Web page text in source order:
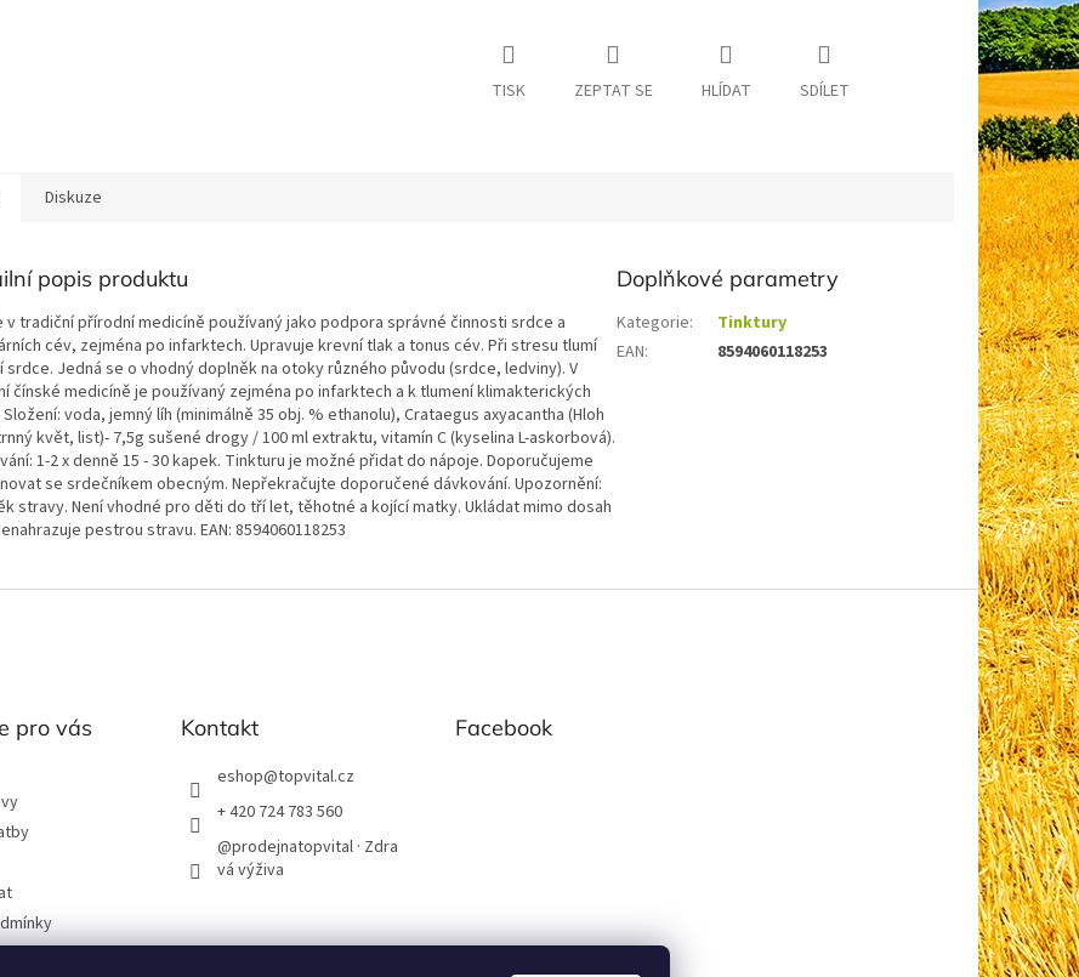
TISK ZEPTAT SE HLÍDAT SDÍLET
Diskuze
popis produktu
v tradiční přírodní medicíně používaný jako podpora správné činnosti srdce a
cév, zejména po infarktech. Upravuje krevní tlak a tonus cév. Při stresu tlumí
srdce. Jedná se o vhodný doplněk na otoky různého původu (srdce, ledviny). V
čínské medicíně je používaný zejména po infarktech a k tlumení klimakterických
voda, jemný líh (minimálně 35 obj. % ethanolu), Crataegus axyacantha (Hloh
květ, list)- 7,5g sušené drogy / 100 ml extraktu, vitamín C (kyselina L-askorbová).
1-2 x denně 15 - 30 kapek. Tinkturu je možné přidat do nápoje. Doporučujeme
se srdečníkem obecným. Nepřekračujte doporučené dávkování. Upozornění:
stravy. Není vhodné pro děti do tří let, těhotné a kojící matky. Ukládat mimo dosah
pestrou stravu. EAN: 8594060118253
Doplňkové parametry
Kategorie:
Tinktury
EAN: 8594060118253
pro vás Kontakt
eshop@topvital.cz
+ 420 724 783 560
@prodejnatopvital · Zdra
vá výživa
Facebook